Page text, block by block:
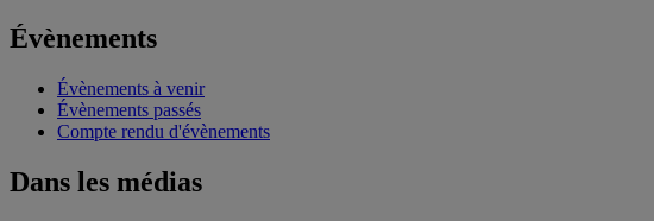
Évènements
Évènements à venir
Évènements passés
Compte rendu d'évènements
Dans les médias